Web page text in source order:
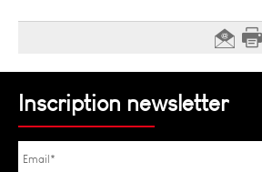
Inscription newsletter